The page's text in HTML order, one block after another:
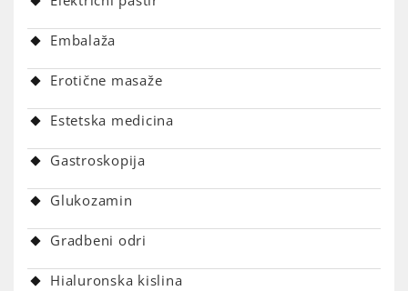
Embalaža
Erotične masaže
Estetska medicina
Gastroskopija
Glukozamin
Gradbeni odri
Hialuronska kislina